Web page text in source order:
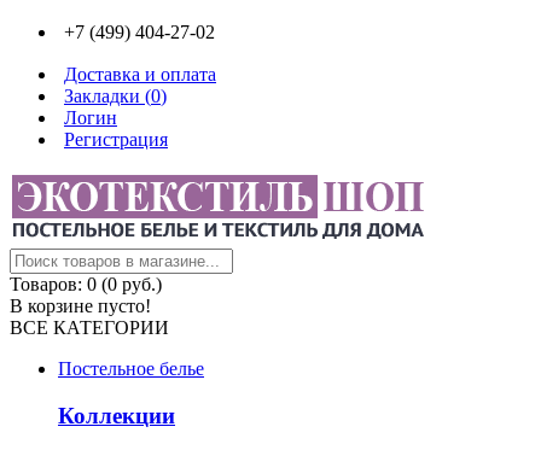
+7 (499) 404-27-02
Доставка и оплата
Закладки (0)
Логин
Регистрация
Товаров: 0 (0 руб.)
В корзине пусто!
ВСЕ КАТЕГОРИИ
Постельное белье
Коллекции